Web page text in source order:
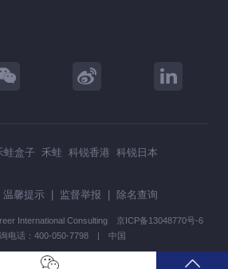
蛙盒子 禾蛙 科锐香港 科锐日本
温馨提示 监督举报 除名查询
International Consulting 京ICP备13048770号-6
电话：400-050-7798 | 中国